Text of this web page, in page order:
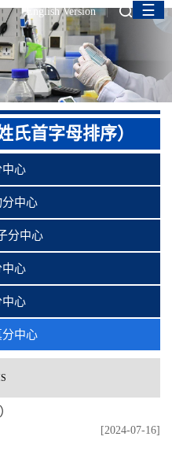
English Version ☰
氏首字母排序）
心
中心
分中心
心
心
中心
[2024-07-16]